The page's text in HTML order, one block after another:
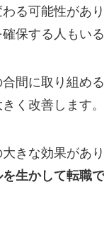
る可能性があ
保する人もいる
間に取り組め
く改善します。
きな効果があ
生かして転職